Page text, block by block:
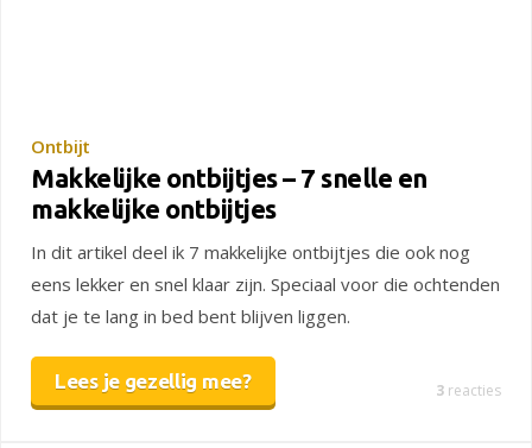
Ontbijt
Makkelijke ontbijtjes – 7 snelle en
makkelijke ontbijtjes
In dit artikel deel ik 7 makkelijke ontbijtjes die ook nog
eens lekker en snel klaar zijn. Speciaal voor die ochtenden
dat je te lang in bed bent blijven liggen.
Lees je gezellig mee? 3 reacties